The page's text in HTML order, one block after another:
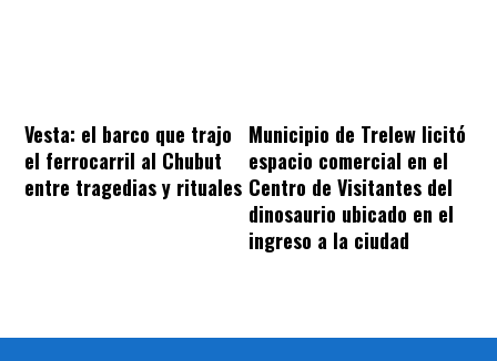
Vesta: el barco que trajo
el ferrocarril al Chubut
entre tragedias y rituales
Municipio de Trelew licitó
espacio comercial en el
Centro de Visitantes del
dinosaurio ubicado en el
ingreso a la ciudad